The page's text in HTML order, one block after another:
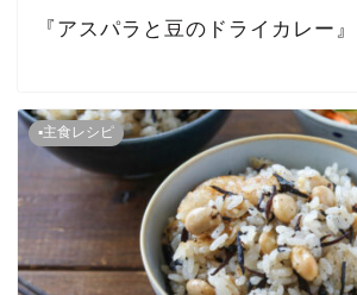
『アスパラと豆のドライカレー
▪主食レシピ